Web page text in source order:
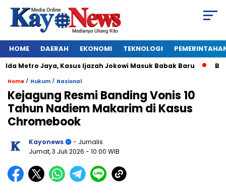
HOME DAERAH EKONOMI TEKNOLOGI
Jaya, Kasus Ijazah Jokowi Masuk Babak Baru
Home / Hukum / Nasional
Kejagung Resmi Banding Vonis 10
Tahun Nadiem Makarim di Kasus
Chromebook
Kayonews
- Jurnalis
Jumat, 3 Juli 2026 - 10:00 WIB